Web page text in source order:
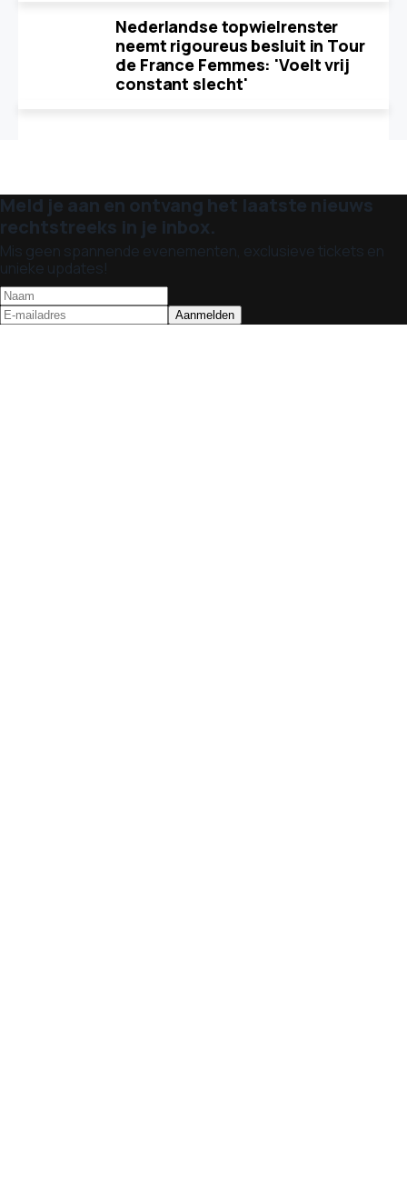
Nederlandse topwielrenster
neemt rigoureus besluit in Tour
de France Femmes: 'Voelt vrij
constant slecht'
Meld je aan en ontvang het laatste nieuws
rechtstreeks in je inbox.
Mis geen spannende evenementen, exclusieve tickets en
unieke updates!